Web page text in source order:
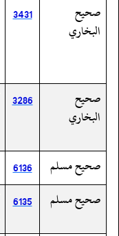
صحيح
البخاري
3431
صحيح
البخاري
3286
صحيح مسلم
6136
صحيح مسلم
6135